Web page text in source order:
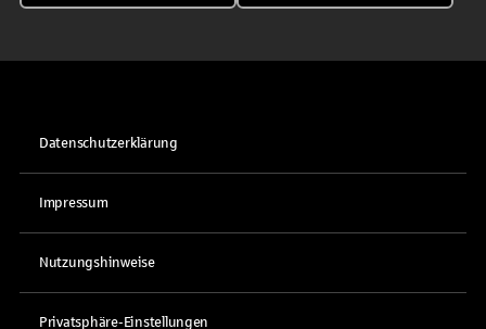
Datenschutzerklärung
Impressum
Nutzungshinweise
Privatsphäre-Einstellungen